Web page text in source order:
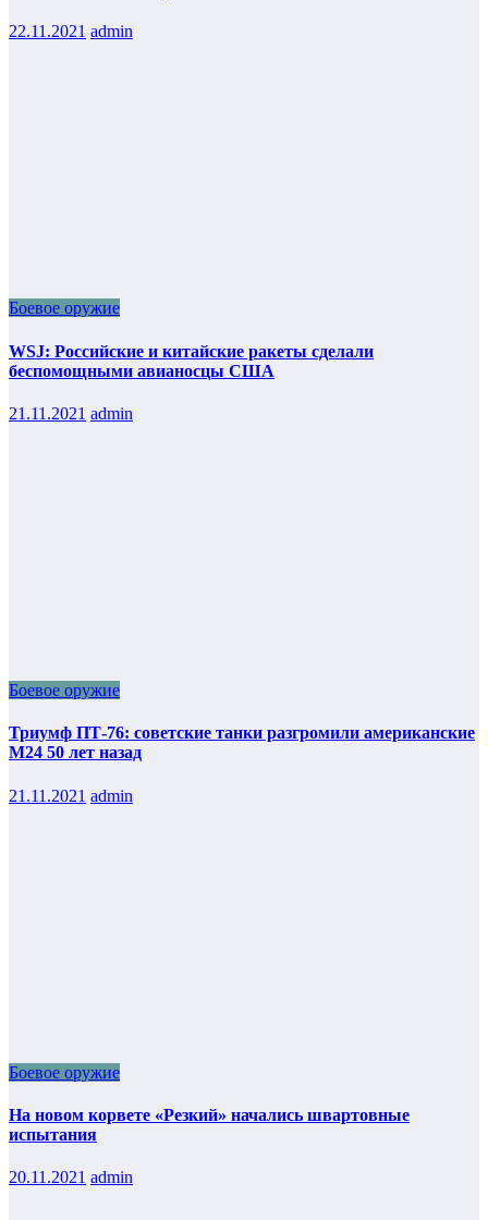
22.11.2021 admin
Боевое оружие
WSJ: Российские и китайские ракеты сделали
беспомощными авианосцы США
21.11.2021 admin
Боевое оружие
Триумф ПТ-76: советские танки разгромили американские
М24 50 лет назад
21.11.2021 admin
Боевое оружие
На новом корвете «Резкий» начались швартовные
испытания
20.11.2021 admin